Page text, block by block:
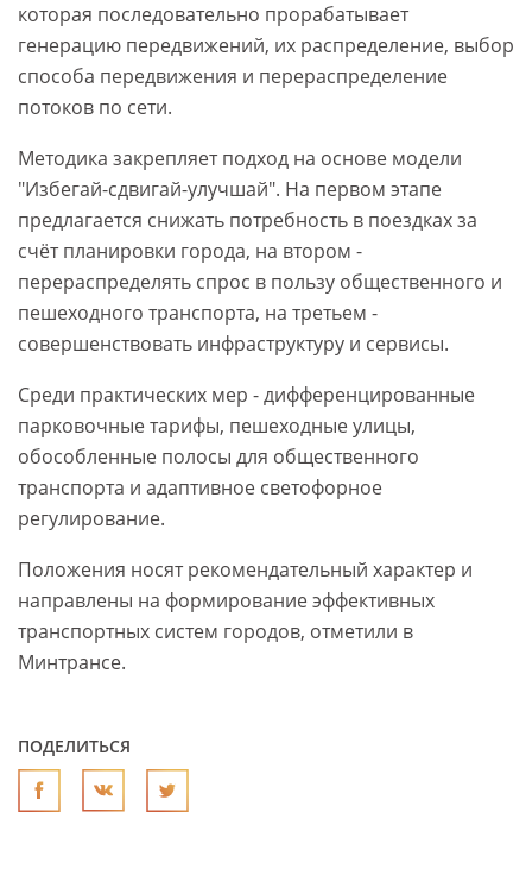
которая последовательно прорабатывает
генерацию передвижений, их распределение, выбор
способа передвижения и перераспределение
потоков по сети.
Методика закрепляет подход на основе модели
"Избегай-сдвигай-улучшай". На первом этапе
предлагается снижать потребность в поездках за
счёт планировки города, на втором -
перераспределять спрос в пользу общественного и
пешеходного транспорта, на третьем -
совершенствовать инфраструктуру и сервисы.
Среди практических мер - дифференцированные
парковочные тарифы, пешеходные улицы,
обособленные полосы для общественного
транспорта и адаптивное светофорное
регулирование.
Положения носят рекомендательный характер и
направлены на формирование эффективных
транспортных систем городов, отметили в
Минтрансе.
ПОДЕЛИТЬСЯ